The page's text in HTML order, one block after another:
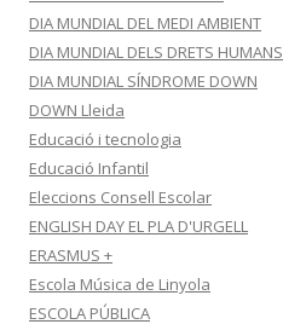
DIA MUNDIAL DEL MEDI AMBIENT
DIA MUNDIAL DELS DRETS HUMANS
DIA MUNDIAL SÍNDROME DOWN
DOWN Lleida
Educació i tecnologia
Educació Infantil
Eleccions Consell Escolar
ENGLISH DAY EL PLA D'URGELL
ERASMUS +
Escola Música de Linyola
ESCOLA PÚBLICA